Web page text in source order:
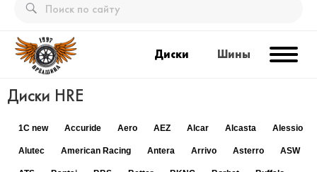
Диски Шины
Диски HRE
1C new Accuride Aero AEZ Alcar Alcasta Alessio
Alutec American Racing Antera Arrivo Asterro ASW